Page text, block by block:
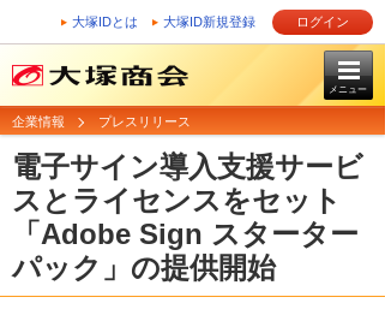
大塚IDとは 大塚ID新規登録 ログイン
メニュー
企業情報 プレスリリース
電子サイン導入支援サービ
スとライセンスをセット
「Adobe Sign スターター
パック」の提供開始